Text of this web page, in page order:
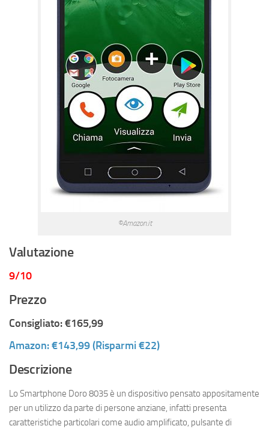
©Amazon.it
Valutazione
9/10
Prezzo
Consigliato: €165,99
Amazon: €143,99 (Risparmi €22)
Descrizione
Lo Smartphone Doro 8035 è un dispositivo pensato appositamente
per un utilizzo da parte di persone anziane, infatti presenta
caratteristiche particolari come audio amplificato, pulsante di